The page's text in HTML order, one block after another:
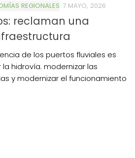
REGIONALES 7 MAYO, 2026
reclaman una
de los puertos fluviales es
hidrovía. modernizar las
y modernizar el funcionamiento